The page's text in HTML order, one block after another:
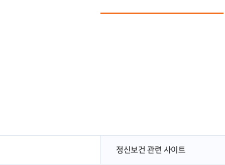
정신보건 관련 사이트